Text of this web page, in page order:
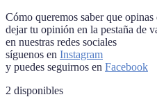
Cómo queremos saber que
dejar tu opinión en la pestaña de
en nuestras redes sociales
síguenos en Instagram
y puedes seguirnos en Facebook
2 disponibles